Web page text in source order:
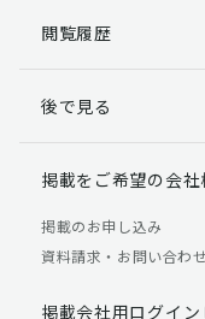
個人情報の開
る権利があります。
「個人情報の取り扱
【お問合せ先
TEL：03-5411-
閲覧履歴
後で見る
掲載をご希望の会社
掲載のお申し込み
資料請求・お問い合わ
掲載会社用ログイン